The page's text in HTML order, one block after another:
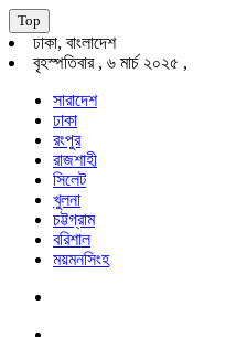
Top
ঢাকা, বাংলাদেশ
বৃহস্পতিবার , ৬ মার্চ ২০২৫ ,
সারাদেশ
ঢাকা
রংপুর
রাজশাহী
সিলেট
খুলনা
চট্টগ্রাম
বরিশাল
ময়মনসিংহ